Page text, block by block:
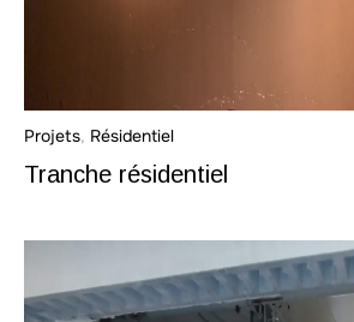
Projets, Résidentiel
Tranche résidentiel